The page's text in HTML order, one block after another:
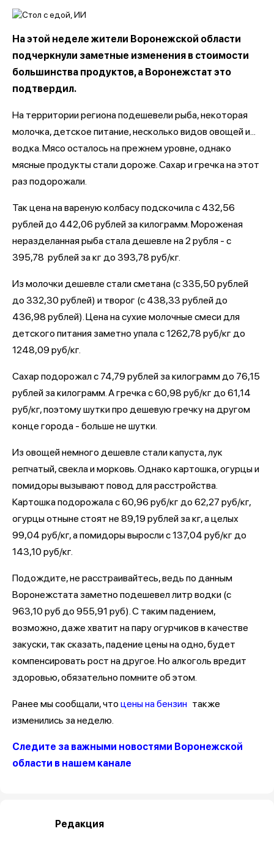
На этой неделе жители Воронежской области
подчеркнули заметные изменения в стоимости
большинства продуктов, а Воронежстат это
подтвердил.
На территории региона подешевели рыба, некоторая
молочка, детское питание, несколько видов овощей и...
водка. Мясо осталось на прежнем уровне, однако
мясные продукты стали дороже. Сахар и гречка на этот
раз подорожали.
Так цена на вареную колбасу подскочила с 432,56
рублей до 442,06 рублей за килограмм. Мороженая
неразделанная рыба стала дешевле на 2 рубля - с
395,78 рублей за кг до 393,78 руб/кг.
Из молочки дешевле стали сметана (с 335,50 рублей
до 332,30 рублей) и творог (с 438,33 рублей до
436,98 рублей). Цена на сухие молочные смеси для
детского питания заметно упала с 1262,78 руб/кг до
1248,09 руб/кг.
Сахар подорожал с 74,79 рублей за килограмм до 76,15
рублей за килограмм. А гречка с 60,98 руб/кг до 61,14
руб/кг, поэтому шутки про дешевую гречку на другом
конце города - больше не шутки.
Из овощей немного дешевле стали капуста, лук
репчатый, свекла и морковь. Однако картошка, огурцы и
помидоры вызывают повод для расстройства.
Картошка подорожала с 60,96 руб/кг до 62,27 руб/кг,
огурцы отныне стоят не 89,19 рублей за кг, а целых
99,04 руб/кг, а помидоры выросли с 137,04 руб/кг до
143,10 руб/кг.
Подождите, не расстраивайтесь, ведь по данным
Воронежстата заметно подешевел литр водки (с
963,10 руб до 955,91 руб). С таким падением,
возможно, даже хватит на пару огурчиков в качестве
закуски, так сказать, падение цены на одно, будет
компенсировать рост на другое. Но алкоголь вредит
здоровью, обязательно помните об этом.
Ранее мы сообщали, что цены на бензин также
изменились за неделю.
Следите за важными новостями Воронежской
области в нашем канале
Редакция